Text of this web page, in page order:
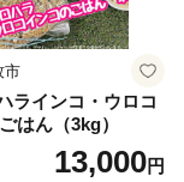
市
ラインコ・ウロコ
はん（3kg）
13,000円